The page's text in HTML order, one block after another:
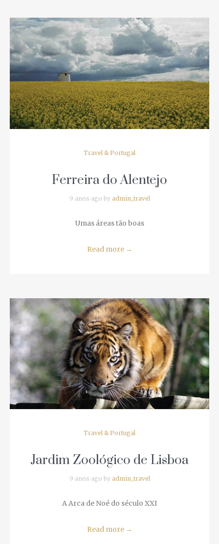
Ferreira do Alentejo
9 anos ago by admin_travel
Umas áreas tão boas
Read more→
Travel & Portugal
Jardim Zoológico de Lisboa
9 anos ago by admin_travel
A Arca de Noé do século XXI
Read more →